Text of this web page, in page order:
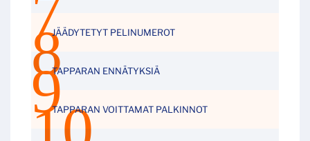
JÄÄDYTETYT PELINUMEROT
TAPPARAN ENNÄTYKSIÄ
TAPPARAN VOITTAMAT PALKINNOT